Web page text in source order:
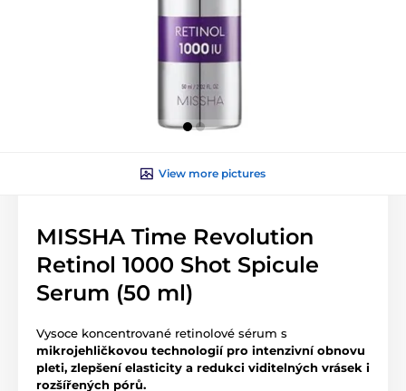
View more pictures
MISSHA Time Revolution
Retinol 1000 Shot Spicule
Serum (50 ml)
Vysoce koncentrované retinolové sérum s
mikrojehličkovou technologií pro intenzivní obnovu
pleti, zlepšení elasticity a redukci viditelných vrásek i
rozšířených pórů.